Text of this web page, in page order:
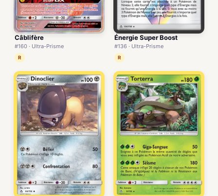
Câblifère
#160 · Ultra-Prisme
R
Énergie Super Boost
#136 · Ultra-Prisme
R